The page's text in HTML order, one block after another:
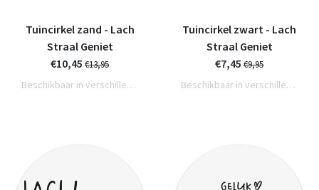
Tuincirkel zand - Lach
Straal Geniet
€10,45 €13,95
Beschikbaar in verschillende varianten
Tuincirkel zwart - Lach
Straal Geniet
€7,45 €9,95
Beschikbaar in verschillende varianten